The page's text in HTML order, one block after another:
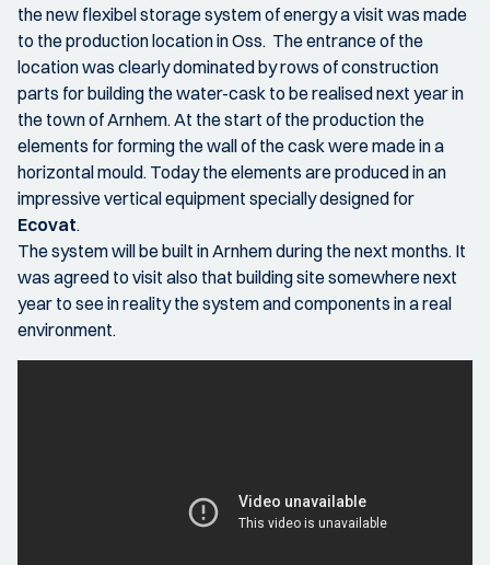
the new flexibel storage system of energy a visit was made
to the production location in Oss. The entrance of the
location was clearly dominated by rows of construction
parts for building the water-cask to be realised next year in
the town of Arnhem. At the start of the production the
elements for forming the wall of the cask were made in a
horizontal mould. Today the elements are produced in an
impressive vertical equipment specially designed for
Ecovat.
The system will be built in Arnhem during the next months. It
was agreed to visit also that building site somewhere next
year to see in reality the system and components in a real
environment.